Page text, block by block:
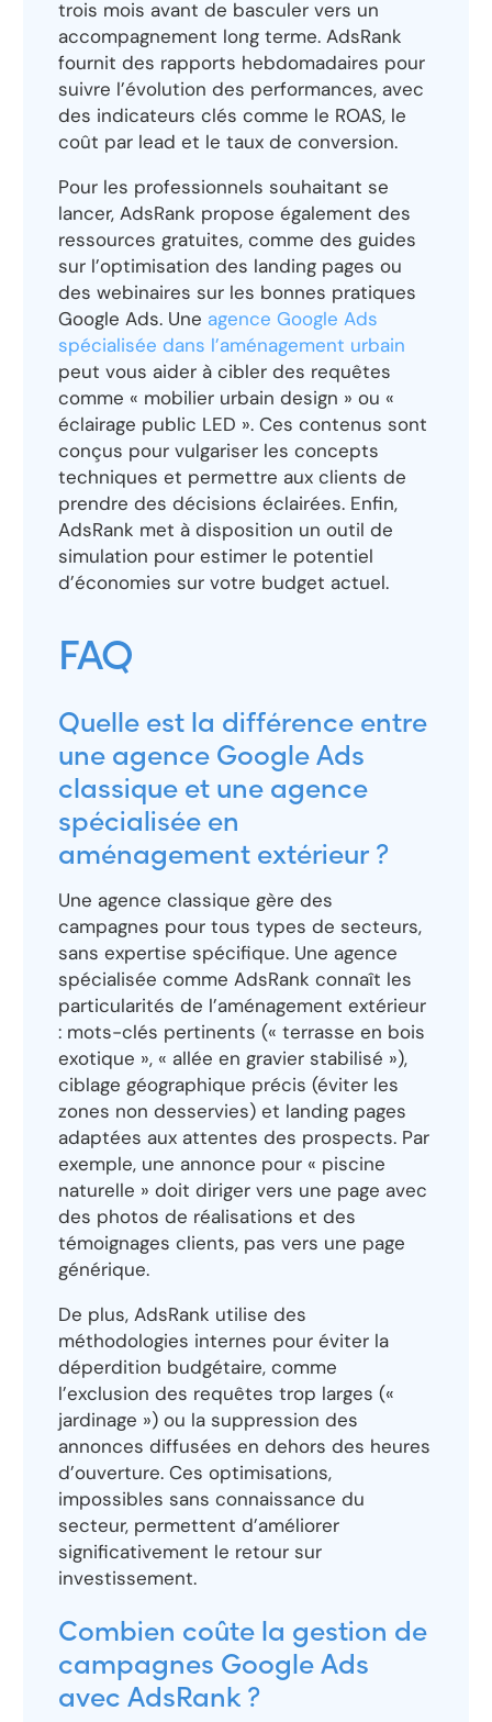
trois mois avant de basculer vers un
accompagnement long terme. AdsRank
fournit des rapports hebdomadaires pour
suivre l’évolution des performances, avec
des indicateurs clés comme le ROAS, le
coût par lead et le taux de conversion.
Pour les professionnels souhaitant se
lancer, AdsRank propose également des
ressources gratuites, comme des guides
sur l’optimisation des landing pages ou
des webinaires sur les bonnes pratiques
Google Ads. Une agence Google Ads
spécialisée dans l’aménagement urbain
peut vous aider à cibler des requêtes
comme « mobilier urbain design » ou «
éclairage public LED ». Ces contenus sont
conçus pour vulgariser les concepts
techniques et permettre aux clients de
prendre des décisions éclairées. Enfin,
AdsRank met à disposition un outil de
simulation pour estimer le potentiel
d’économies sur votre budget actuel.
FAQ
Quelle est la différence entre
une agence Google Ads
classique et une agence
spécialisée en
aménagement extérieur ?
Une agence classique gère des
campagnes pour tous types de secteurs,
sans expertise spécifique. Une agence
spécialisée comme AdsRank connaît les
particularités de l’aménagement extérieur
: mots-clés pertinents (« terrasse en bois
exotique », « allée en gravier stabilisé »),
ciblage géographique précis (éviter les
zones non desservies) et landing pages
adaptées aux attentes des prospects. Par
exemple, une annonce pour « piscine
naturelle » doit diriger vers une page avec
des photos de réalisations et des
témoignages clients, pas vers une page
générique.
De plus, AdsRank utilise des
méthodologies internes pour éviter la
déperdition budgétaire, comme
l’exclusion des requêtes trop larges («
jardinage ») ou la suppression des
annonces diffusées en dehors des heures
d’ouverture. Ces optimisations,
impossibles sans connaissance du
secteur, permettent d’améliorer
significativement le retour sur
investissement.
Combien coûte la gestion de
campagnes Google Ads
avec AdsRank ?